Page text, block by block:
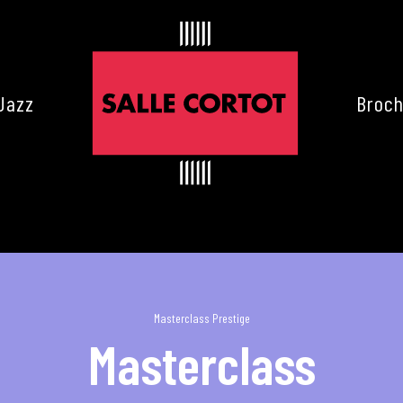
de Cortot
Masterclass Prestige
Masterclass